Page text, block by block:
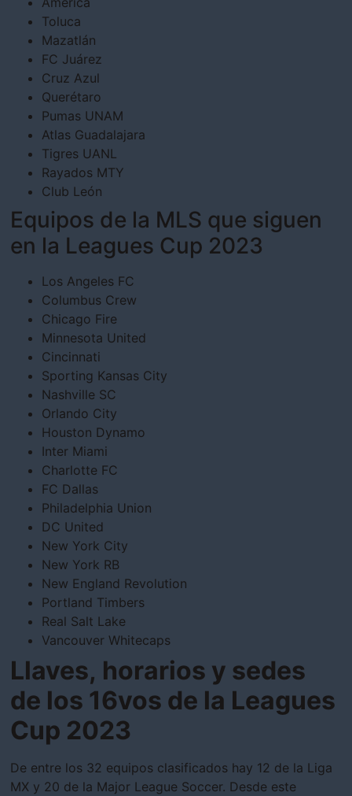
Toluca
Mazatlán
FC Juárez
Cruz Azul
Querétaro
Pumas UNAM
Atlas Guadalajara
Tigres UANL
Rayados MTY
Club León
Equipos de la MLS que siguen
en la Leagues Cup 2023
Los Angeles FC
Columbus Crew
Chicago Fire
Minnesota United
Cincinnati
Sporting Kansas City
Nashville SC
Orlando City
Houston Dynamo
Inter Miami
Charlotte FC
FC Dallas
Philadelphia Union
DC United
New York City
New York RB
New England Revolution
Portland Timbers
Real Salt Lake
Vancouver Whitecaps
Llaves, horarios y sedes
de los 16vos de la Leagues
Cup 2023
De entre los 32 equipos clasificados hay 12 de la Liga
MX y 20 de la Major League Soccer. Desde este